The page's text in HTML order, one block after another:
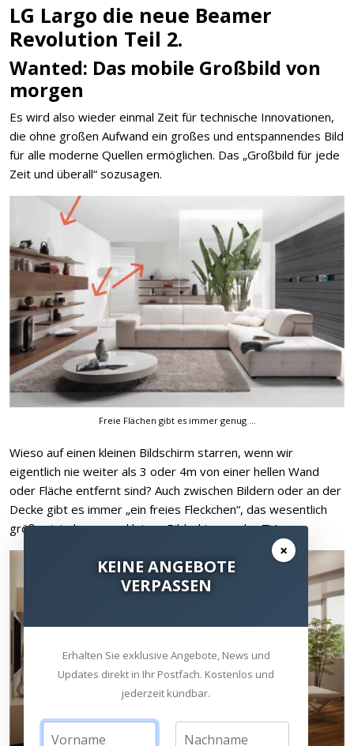
LG Largo die neue Beamer
Revolution Teil 2.
Wanted: Das mobile Großbild von
morgen
Es wird also wieder einmal Zeit für technische Innovationen,
die ohne großen Aufwand ein großes und entspannendes Bild
für alle moderne Quellen ermöglichen. Das „Großbild für jede
Zeit und überall“ sozusagen.
Freie Flächen gibt es immer genug …
Wieso auf einen kleinen Bildschirm starren, wenn wir
eigentlich nie weiter als 3 oder 4m von einer hellen Wand
oder Fläche entfernt sind? Auch zwischen Bildern oder an der
Decke gibt es immer „ein freies Fleckchen“, das wesentlich
größer ist als unsere kleinen Bildschirme oder TVs.
×
KEINE ANGEBOTE
VERPASSEN
Erhalten Sie exklusive Angebote, News und
Updates direkt in Ihr Postfach. Kostenlos und
jederzeit kündbar.